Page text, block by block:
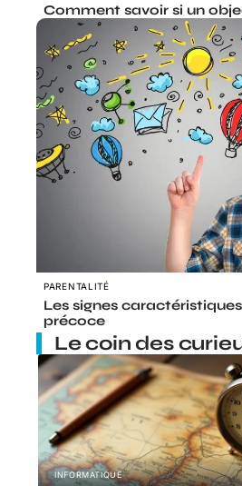
Comment savoir si un
PARENTALITÉ
Les signes
précoce
Le coin des
INFORMATIQUE